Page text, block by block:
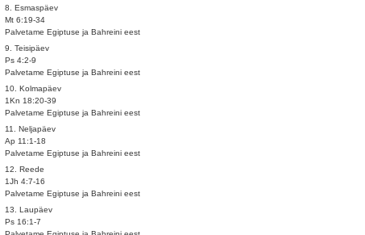
8. Esmaspäev
Mt 6:19-34
Palvetame Egiptuse ja Bahreini eest
9. Teisipäev
Ps 4:2-9
Palvetame Egiptuse ja Bahreini eest
10. Kolmapäev
1Kn 18:20-39
Palvetame Egiptuse ja Bahreini eest
11. Neljapäev
Ap 11:1-18
Palvetame Egiptuse ja Bahreini eest
12. Reede
1Jh 4:7-16
Palvetame Egiptuse ja Bahreini eest
13. Laupäev
Ps 16:1-7